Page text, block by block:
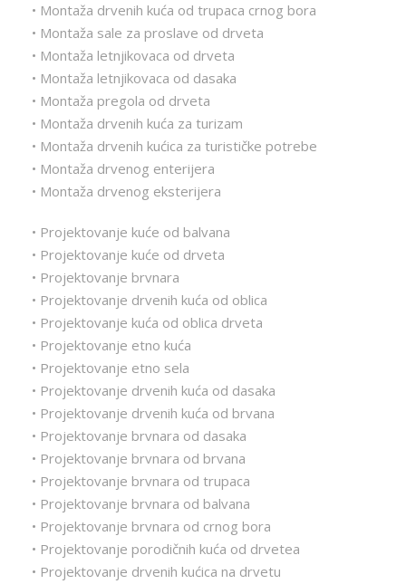
• Montaža drvenih kuća od trupaca crnog bora
• Montaža sale za proslave od drveta
• Montaža letnjikovaca od drveta
• Montaža letnjikovaca od dasaka
• Montaža pregola od drveta
• Montaža drvenih kuća za turizam
• Montaža drvenih kućica za turističke potrebe
• Montaža drvenog enterijera
• Montaža drvenog eksterijera
• Projektovanje kuće od balvana
• Projektovanje kuće od drveta
• Projektovanje brvnara
• Projektovanje drvenih kuća od oblica
• Projektovanje kuća od oblica drveta
• Projektovanje etno kuća
• Projektovanje etno sela
• Projektovanje drvenih kuća od dasaka
• Projektovanje drvenih kuća od brvana
• Projektovanje brvnara od dasaka
• Projektovanje brvnara od brvana
• Projektovanje brvnara od trupaca
• Projektovanje brvnara od balvana
• Projektovanje brvnara od crnog bora
• Projektovanje porodičnih kuća od drvetea
• Projektovanje drvenih kućica na drvetu